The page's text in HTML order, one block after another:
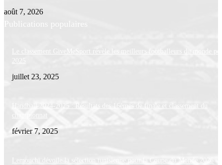
août 7, 2026
Publications populaires
Le classement GiveMeSport révèle les meilleurs footballeurs du monde
2025
juillet 23, 2025
Handball 2024-2025 : Résultats des 16èmes de finale et classement du
championnat
février 7, 2025
Lemouchi dévoile la sélection tunisienne pour la Coupe du Monde 2026